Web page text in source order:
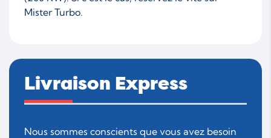
Mister Turbo.
Livraison Express
Nous sommes conscients que vous avez besoin